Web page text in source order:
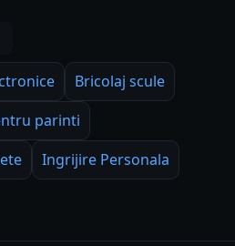
Bricolaj scule
parinti
Ingrijire Personala